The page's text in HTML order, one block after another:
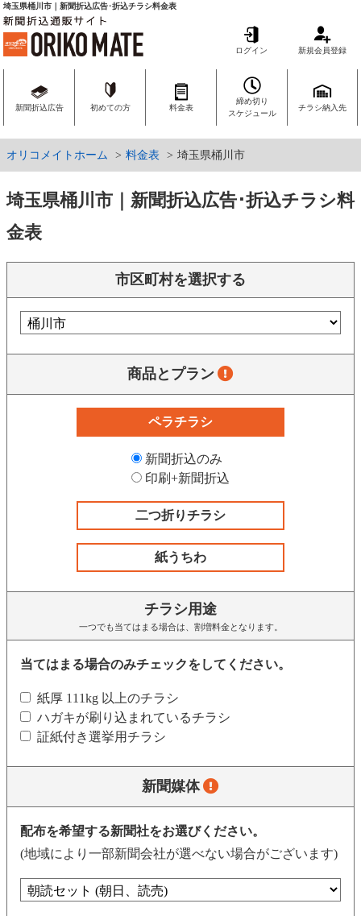
埼玉県桶川市｜新聞折込広告･折込チラシ料金表
ログイン 新規会員登録
新聞折込広告 初めての方 料金表
締め切り
スケジュール
チラシ納入先
オリコメイトホーム 料金表 埼玉県桶川市
埼玉県桶川市｜新聞折込広告･折込チラシ料
金表
市区町村を選択する
商品とプラン
ペラチラシ
新聞折込のみ
印刷+新聞折込
二つ折りチラシ
紙うちわ
チラシ用途
一つでも当てはまる場合は、割増料金となります。
当てはまる場合のみチェックをしてください。
紙厚 111kg 以上のチラシ
ハガキが刷り込まれているチラシ
証紙付き選挙用チラシ
新聞媒体
配布を希望する新聞社をお選びください。
(地域により一部新聞会社が選べない場合がございます)